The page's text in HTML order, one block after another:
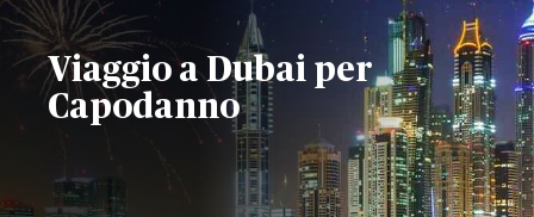
Viaggio a Dubai per
Capodanno